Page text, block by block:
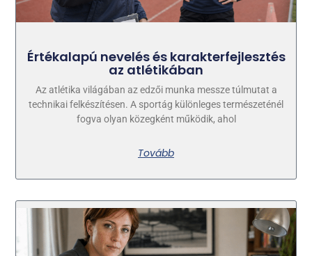
Értékalapú nevelés és karakterfejlesztés
az atlétikában
Az atlétika világában az edzői munka messze túlmutat a
technikai felkészítésen. A sportág különleges természeténél
fogva olyan közegként működik, ahol
Tovább